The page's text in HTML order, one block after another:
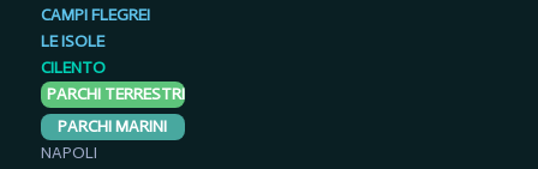
CAMPI FLEGREI
LE ISOLE
CILENTO
PARCHI TERRESTRI
PARCHI MARINI
NAPOLI